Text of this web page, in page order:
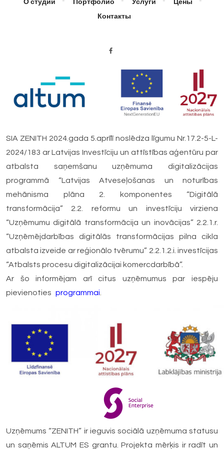
О студии Портфолио Услуги Цены
Контакты
SIA ZENITH 2024.gada 5.aprīlī noslēdza līgumu Nr.17.2-5-L-
2024/183 ar Latvijas Investīciju un attīstības aģentūru par
atbalsta saņemšanu uzņēmuma digitalizācijas
programmā “Latvijas Atveseļošanas un noturības
mehānisma plāna 2. komponentes “Digitālā
transformācija” 2.2. reformu un investīciju virziena
“Uzņēmumu digitālā transformācija un inovācijas” 2.2.1.r.
“Uzņēmējdarbības digitālās transformācijas pilna cikla
atbalsta izveide ar reģionālo tvērumu” 2.2.1.2.i. investīcijas
“Atbalsts procesu digitalizācijai komercdarbībā”.
Ar šo informējam arī citus uzņēmumus par iespēju
pievienoties programmai
Uzņēmums “ZENITH” ir ieguvis sociālā uzņēmuma statusu
un saņēmis ALTUM ES grantu. Projekta mērķis ir radīt un